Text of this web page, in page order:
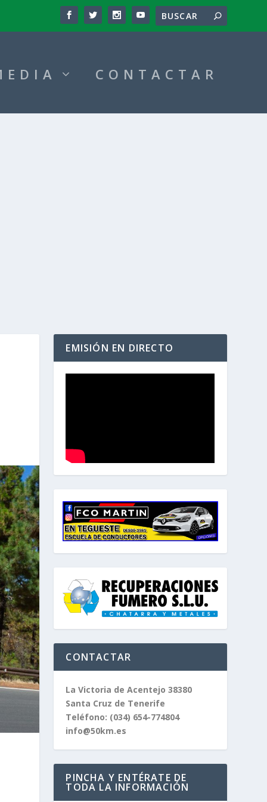
CONTACTAR
EMISIÓN EN DIRECTO
CONTACTAR
La Victoria de Acentejo 38380
Santa Cruz de Tenerife
Teléfono: (034) 654-774804
info@50km.es
PINCHA Y ENTÉRATE DE
TODA LA INFORMACIÓN